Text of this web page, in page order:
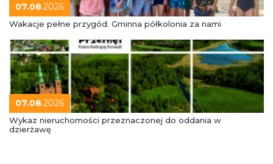
07.08.2026
Wakacje pełne przygód. Gminna półkolonia za nami
07.08.2026
Wykaz nieruchomości przeznaczonej do oddania w
dzierżawę